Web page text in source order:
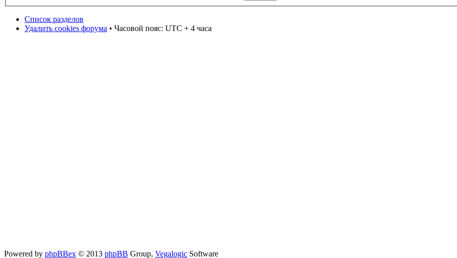
Список разделов
Удалить cookies форума • Часовой пояс: UTC + 4 часа
Powered by phpBBex © 2013 phpBB Group, Vegalogic Software